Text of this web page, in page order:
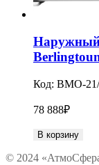
Наружный
Код: BMO-
78 888₽
В корзину
© 2024